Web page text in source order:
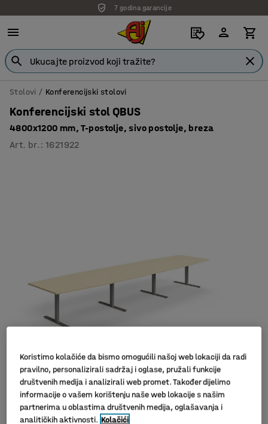
7 godina garancije
Stolovi Konferencijski stolovi
Konferencijski stol QBUS
4800x1200 mm, T-postolje, sivo postolje, breza
Art. br. :1621922
Slični proizvodi
Koristimo kolačiće da bismo omogućili našoj web lokaciji da radi
pravilno, personalizirali sadržaj i oglase, pružali funkcije
društvenih medija i analizirali web promet. Također dijelimo
informacije o vašem korištenju naše web lokacije s našim
partnerima u oblastima društvenih medija, oglašavanja i
analitičkih aktivnosti. Kolačići